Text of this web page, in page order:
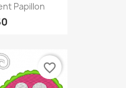
Papillon
favorite_border